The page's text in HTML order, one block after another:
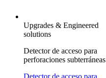
Upgrades & Engineered
solutions
Detector de acceso para
perforaciones subterráneas
Detector de acceso para